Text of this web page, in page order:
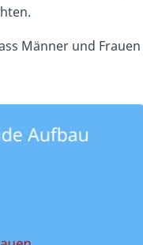
Männer und Frauen